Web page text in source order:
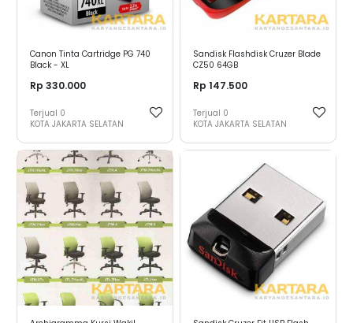
Canon Tinta Cartridge PG 740
Black - XL
Rp 330.000
Terjual 0
KOTA JAKARTA SELATAN
Sandisk Flashdisk Cruzer Blade
CZ50 64GB
Rp 147.500
Terjual 0
KOTA JAKARTA SELATAN